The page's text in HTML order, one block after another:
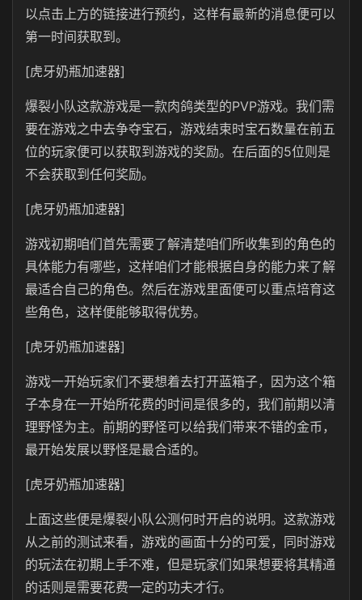
以点击上方的链接进行预约，这样有最新的消息便可以
第一时间获取到。
[虎牙奶瓶加速器]
爆裂小队这款游戏是一款肉鸽类型的PVP游戏。我们需
要在游戏之中去争夺宝石，游戏结束时宝石数量在前五
位的玩家便可以获取到游戏的奖励。在后面的5位则是
不会获取到任何奖励。
[虎牙奶瓶加速器]
游戏初期咱们首先需要了解清楚咱们所收集到的角色的
具体能力有哪些，这样咱们才能根据自身的能力来了解
最适合自己的角色。然后在游戏里面便可以重点培育这
些角色，这样便能够取得优势。
[虎牙奶瓶加速器]
游戏一开始玩家们不要想着去打开蓝箱子，因为这个箱
子本身在一开始所花费的时间是很多的，我们前期以清
理野怪为主。前期的野怪可以给我们带来不错的金币，
最开始发展以野怪是最合适的。
[虎牙奶瓶加速器]
上面这些便是爆裂小队公测何时开启的说明。这款游戏
从之前的测试来看，游戏的画面十分的可爱，同时游戏
的玩法在初期上手不难，但是玩家们如果想要将其精通
的话则是需要花费一定的功夫才行。